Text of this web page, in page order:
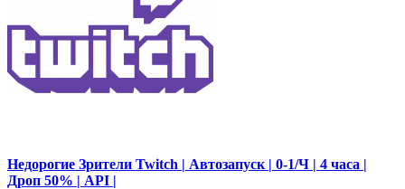
Недорогие Зрители Twitch | Автозапуск | 0-1/Ч | 4 часа |
Дроп 50% | API |